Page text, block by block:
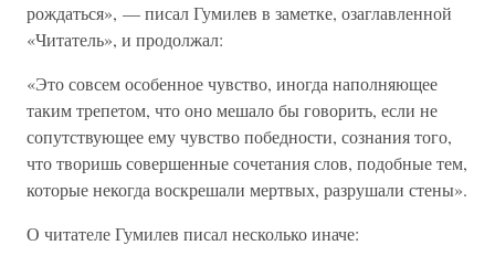
рождаться», — писал Гумилев в заметке, озаглавленной
«Читатель», и продолжал:
«Это совсем особенное чувство, иногда наполняющее
таким трепетом, что оно мешало бы говорить, если не
сопутствующее ему чувство победности, сознания того,
что творишь совершенные сочетания слов, подобные тем,
которые некогда воскрешали мертвых, разрушали стены».
О читателе Гумилев писал несколько иначе: